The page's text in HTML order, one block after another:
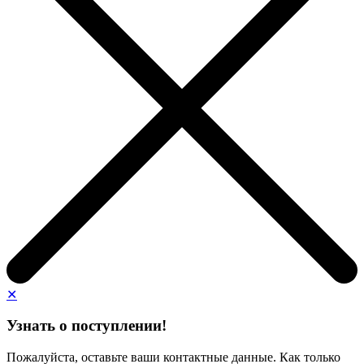
✕
Узнать о поступлении!
Пожалуйста, оставьте ваши контактные данные. Как только